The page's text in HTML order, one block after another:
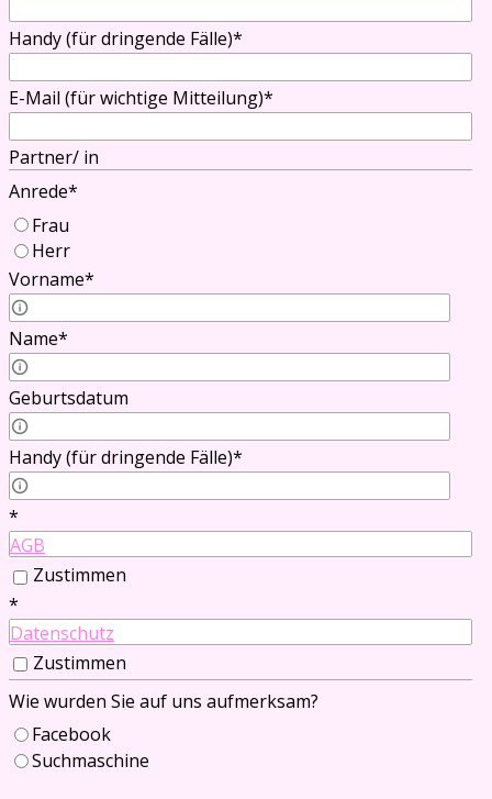
Handy (für dringende Fälle)*
E-Mail (für wichtige Mitteilung)*
Partner/ in
Anrede*
Frau
Herr
Vorname*
Vorname Partner/in
Name*
Name Partner/in
Geburtsdatum
Handy (für dringende Fälle)*
Telefon Partner/in
*
AGB
Zustimmen
*
Datenschutz
Zustimmen
Wie wurden Sie auf uns aufmerksam?
Facebook
Suchmaschine